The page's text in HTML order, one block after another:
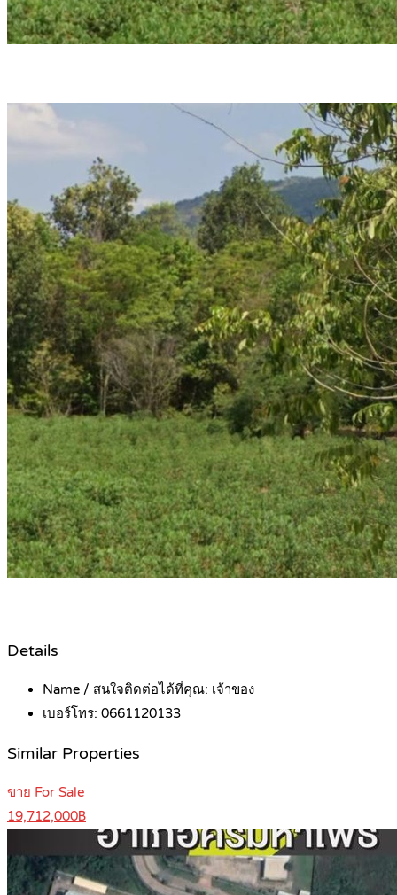
Details
Name / สนใจติดต่อได้ที่คุณ: เจ้าของ
เบอร์โทร: 0661120133
Similar Properties
ขาย For Sale
19,712,000฿